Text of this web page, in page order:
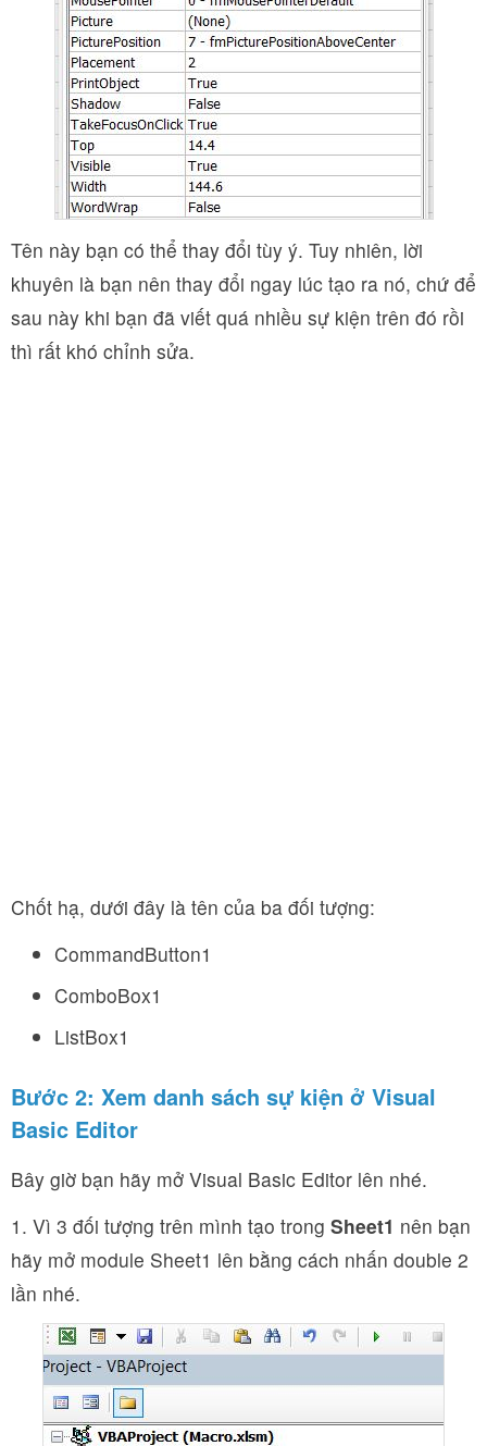
Tên này bạn có thể thay đổi tùy ý. Tuy nhiên, lời
khuyên là bạn nên thay đổi ngay lúc tạo ra nó, chứ để
sau này khi bạn đã viết quá nhiều sự kiện trên đó rồi
thì rất khó chỉnh sửa.
Chốt hạ, dưới đây là tên của ba đối tượng:
CommandButton1
ComboBox1
ListBox1
Bước 2: Xem danh sách sự kiện ở Visual
Basic Editor
Bây giờ bạn hãy mở Visual Basic Editor lên nhé.
1. Vì 3 đối tượng trên mình tạo trong Sheet1 nên bạn
hãy mở module Sheet1 lên bằng cách nhấn double 2
lần nhé.